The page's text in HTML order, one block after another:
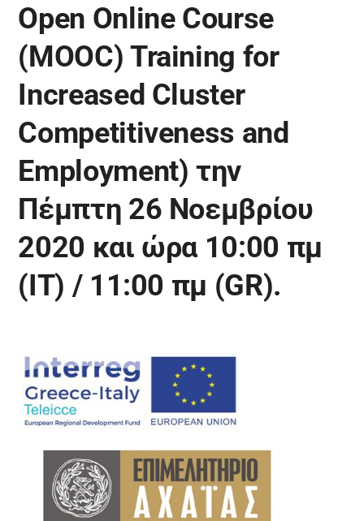
Open Online Course
(MOOC) Training for
Increased Cluster
Competitiveness and
Employment) την
Πέμπτη 26 Νοεμβρίου
2020 και ώρα 10:00 πμ
(ΙΤ) / 11:00 πμ (GR).